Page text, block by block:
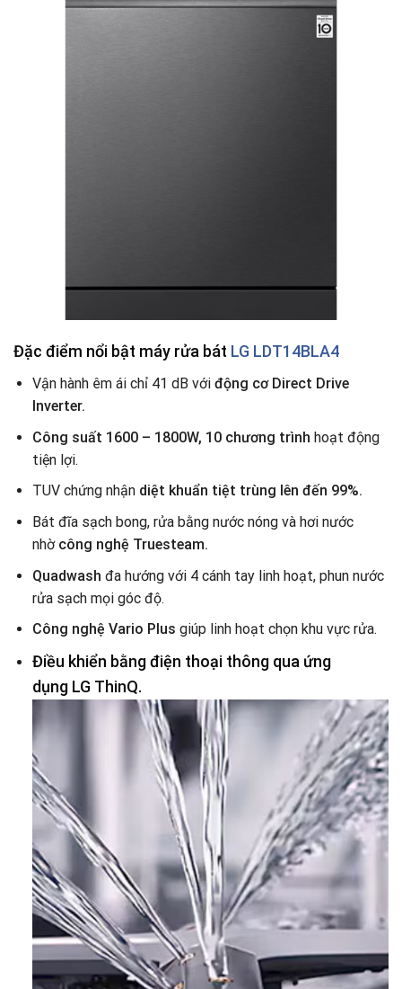
Đặc điểm nổi bật máy rửa bát LG LDT14BLA4
Vận hành êm ái chỉ 41 dB với động cơ Direct Drive
Inverter.
Công suất 1600 – 1800W, 10 chương trình hoạt động
tiện lợi.
TUV chứng nhận diệt khuẩn tiệt trùng lên đến 99%.
Bát đĩa sạch bong, rửa bằng nước nóng và hơi nước
nhờcông nghệ Truesteam.
Quadwash đa hướng với 4 cánh tay linh hoạt, phun nước
rửa sạch mọi góc độ.
Công nghệ Vario Plus giúp linh hoạt chọn khu vực rửa.
Điều khiển bằng điện thoại thông qua ứng
dụngLG ThinQ.